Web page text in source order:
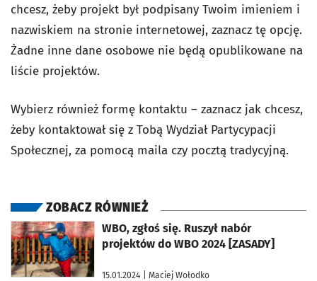
chcesz, żeby projekt był podpisany Twoim imieniem i
nazwiskiem na stronie internetowej, zaznacz tę opcję.
Żadne inne dane osobowe nie będą opublikowane na
liście projektów.
Wybierz również formę kontaktu – zaznacz jak chcesz,
żeby kontaktował się z Tobą Wydział Partycypacji
Społecznej, za pomocą maila czy pocztą tradycyjną.
ZOBACZ RÓWNIEŻ
WBO, zgłoś się. Ruszył nabór
projektów do WBO 2024 [ZASADY]
15.01.2024 | Maciej Wołodko
otworzy się w nowej karcie